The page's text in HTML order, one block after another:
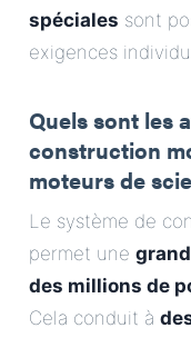
spéciales sont
exigences
Quels sont les
construction
moteurs de
Le système de
permet une
des millions de
Cela conduit à